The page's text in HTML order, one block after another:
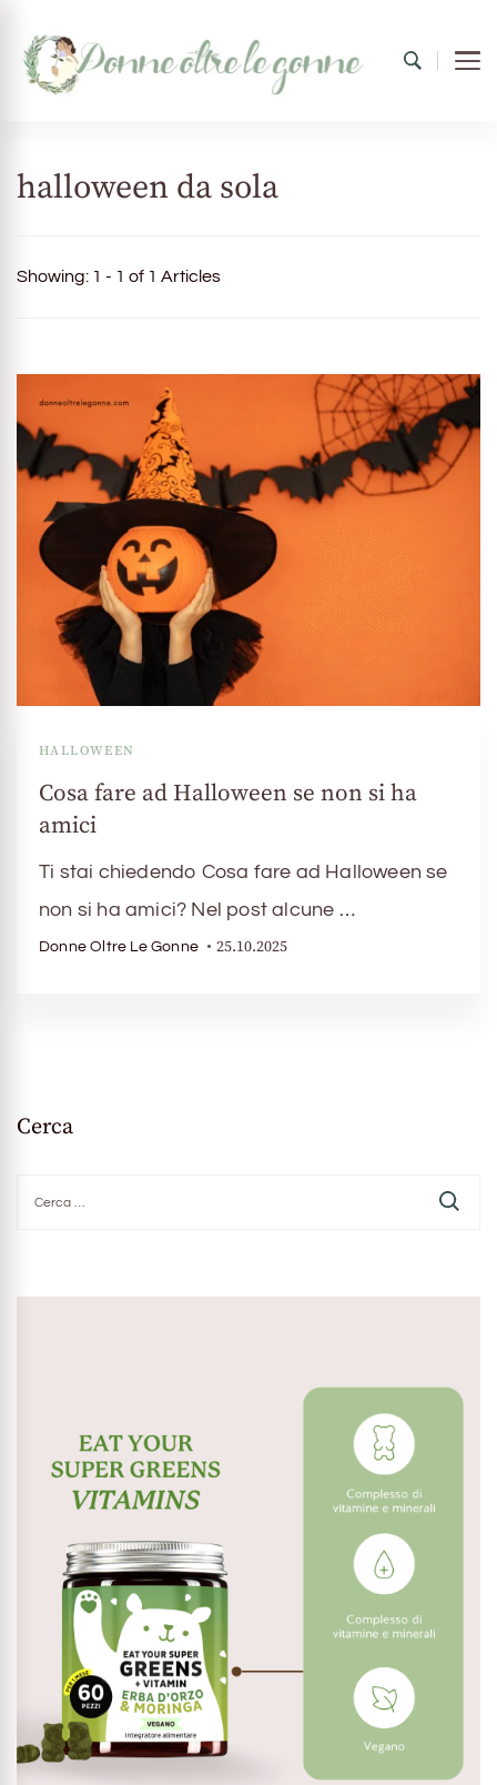
halloween da sola
Showing: 1 - 1 of 1 Articles
HALLOWEEN
Cosa fare ad Halloween se non si ha
amici
Ti stai chiedendo Cosa fare ad Halloween se
non si ha amici? Nel post alcune …
Donne Oltre Le Gonne 25.10.2025
Cerca
per: